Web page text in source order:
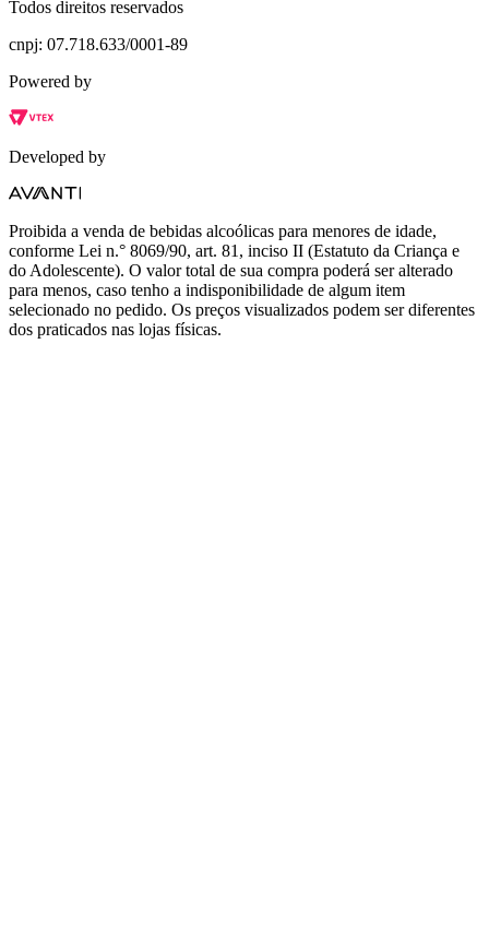
Todos direitos reservados
cnpj: 07.718.633/0001-89
Powered by
Developed by
Proibida a venda de bebidas alcoólicas para menores de idade,
conforme Lei n.° 8069/90, art. 81, inciso II (Estatuto da Criança e
do Adolescente). O valor total de sua compra poderá ser alterado
para menos, caso tenho a indisponibilidade de algum item
selecionado no pedido. Os preços visualizados podem ser diferentes
dos praticados nas lojas físicas.